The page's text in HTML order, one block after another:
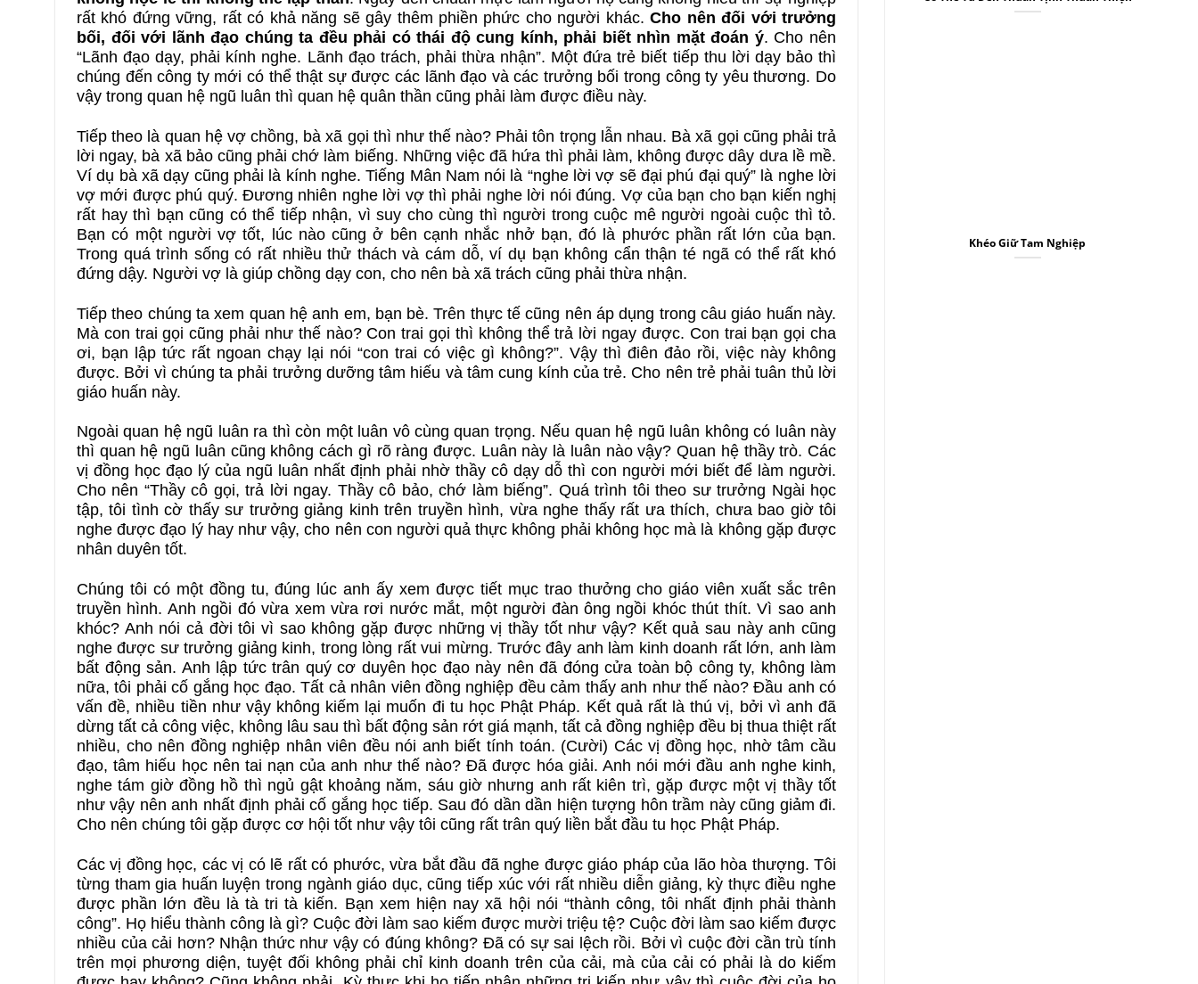
rất khó đứng vững, rất có khả năng sẽ gây thêm phiền phức cho người khác.Cho nên đối với trưởng
bối, đối với lãnh đạo chúng ta đều phải có thái độ cung kính, phải biết nhìn mặt đoán ý. Cho nên
“Lãnh đạo dạy, phải kính nghe. Lãnh đạo trách, phải thừa nhận”. Một đứa trẻ biết tiếp thu lời dạy bảo thì
chúng đến công ty mới có thể thật sự được các lãnh đạo và các trưởng bối trong công ty yêu thương. Do
vậy trong quan hệ ngũ luân thì quan hệ quân thần cũng phải làm được điều này.
Tiếp theo là quan hệ vợ chồng, bà xã gọi thì như thế nào? Phải tôn trọng lẫn nhau. Bà xã gọi cũng phải trả
lời ngay, bà xã bảo cũng phải chớ làm biếng. Những việc đã hứa thì phải làm, không được dây dưa lề mề.
Ví dụ bà xã dạy cũng phải là kính nghe. Tiếng Mân Nam nói là “nghe lời vợ sẽ đại phú đại quý” là nghe lời
vợ mới được phú quý. Đương nhiên nghe lời vợ thì phải nghe lời nói đúng. Vợ của bạn cho bạn kiến nghị
rất hay thì bạn cũng có thể tiếp nhận, vì suy cho cùng thì người trong cuộc mê người ngoài cuộc thì tỏ.
Bạn có một người vợ tốt, lúc nào cũng ở bên cạnh nhắc nhở bạn, đó là phước phần rất lớn của bạn.
Trong quá trình sống có rất nhiều thử thách và cám dỗ, ví dụ bạn không cẩn thận té ngã có thể rất khó
đứng dậy. Người vợ là giúp chồng dạy con, cho nên bà xã trách cũng phải thừa nhận.
Tiếp theo chúng ta xem quan hệ anh em, bạn bè. Trên thực tế cũng nên áp dụng trong câu giáo huấn này.
Mà con trai gọi cũng phải như thế nào? Con trai gọi thì không thể trả lời ngay được. Con trai bạn gọi cha
ơi, bạn lập tức rất ngoan chạy lại nói “con trai có việc gì không?”. Vậy thì điên đảo rồi, việc này không
được. Bởi vì chúng ta phải trưởng dưỡng tâm hiếu và tâm cung kính của trẻ. Cho nên trẻ phải tuân thủ lời
giáo huấn này.
Ngoài quan hệ ngũ luân ra thì còn một luân vô cùng quan trọng. Nếu quan hệ ngũ luân không có luân này
thì quan hệ ngũ luân cũng không cách gì rõ ràng được. Luân này là luân nào vậy? Quan hệ thầy trò. Các
vị đồng học đạo lý của ngũ luân nhất định phải nhờ thầy cô dạy dỗ thì con người mới biết để làm người.
Cho nên “Thầy cô gọi, trả lời ngay. Thầy cô bảo, chớ làm biếng”. Quá trình tôi theo sư trưởng Ngài học
tập, tôi tình cờ thấy sư trưởng giảng kinh trên truyền hình, vừa nghe thấy rất ưa thích, chưa bao giờ tôi
nghe được đạo lý hay như vậy, cho nên con người quả thực không phải không học mà là không gặp được
nhân duyên tốt.
Chúng tôi có một đồng tu, đúng lúc anh ấy xem được tiết mục trao thưởng cho giáo viên xuất sắc trên
truyền hình. Anh ngồi đó vừa xem vừa rơi nước mắt, một người đàn ông ngồi khóc thút thít. Vì sao anh
khóc? Anh nói cả đời tôi vì sao không gặp được những vị thầy tốt như vậy? Kết quả sau này anh cũng
nghe được sư trưởng giảng kinh, trong lòng rất vui mừng. Trước đây anh làm kinh doanh rất lớn, anh làm
bất động sản. Anh lập tức trân quý cơ duyên học đạo này nên đã đóng cửa toàn bộ công ty, không làm
nữa, tôi phải cố gắng học đạo. Tất cả nhân viên đồng nghiệp đều cảm thấy anh như thế nào? Đầu anh có
vấn đề, nhiều tiền như vậy không kiếm lại muốn đi tu học Phật Pháp. Kết quả rất là thú vị, bởi vì anh đã
dừng tất cả công việc, không lâu sau thì bất động sản rớt giá mạnh, tất cả đồng nghiệp đều bị thua thiệt rất
nhiều, cho nên đồng nghiệp nhân viên đều nói anh biết tính toán. (Cười) Các vị đồng học, nhờ tâm cầu
đạo, tâm hiếu học nên tai nạn của anh như thế nào? Đã được hóa giải. Anh nói mới đầu anh nghe kinh,
nghe tám giờ đồng hồ thì ngủ gật khoảng năm, sáu giờ nhưng anh rất kiên trì, gặp được một vị thầy tốt
như vậy nên anh nhất định phải cố gắng học tiếp. Sau đó dần dần hiện tượng hôn trầm này cũng giảm đi.
Cho nên chúng tôi gặp được cơ hội tốt như vậy tôi cũng rất trân quý liền bắt đầu tu học Phật Pháp.
Các vị đồng học, các vị có lẽ rất có phước, vừa bắt đầu đã nghe được giáo pháp của lão hòa thượng. Tôi
từng tham gia huấn luyện trong ngành giáo dục, cũng tiếp xúc với rất nhiều diễn giảng, kỳ thực điều nghe
được phần lớn đều là tà tri tà kiến. Bạn xem hiện nay xã hội nói “thành công, tôi nhất định phải thành
công”. Họ hiểu thành công là gì? Cuộc đời làm sao kiếm được mười triệu tệ? Cuộc đời làm sao kiếm được
nhiều của cải hơn? Nhận thức như vậy có đúng không? Đã có sự sai lệch rồi. Bởi vì cuộc đời cần trù tính
trên mọi phương diện, tuyệt đối không phải chỉ kinh doanh trên của cải, mà của cải có phải là do kiếm
Khéo Giữ Tam Nghiệp